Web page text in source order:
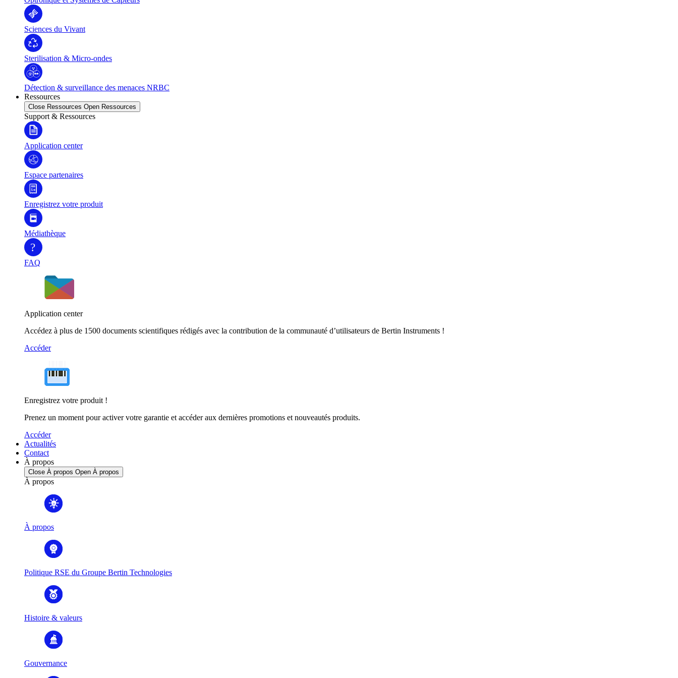
Sciences du Vivant
Sterilisation & Micro-ondes
Détection & surveillance des menaces NRBC
Ressources
Close Ressources Open Ressources
Support & Ressources
Application center
Espace partenaires
Enregistrez votre produit
Médiathèque
?
FAQ
Application center
Accédez à plus de 1500 documents scientifiques rédigés avec la contribution de la communauté d’utilisateurs de Bertin Instruments !
Accéder
Enregistrez votre produit !
Prenez un moment pour activer votre garantie et accéder aux dernières promotions et nouveautés produits.
Accéder
Actualités
Contact
À propos
Close À propos Open À propos
À propos
À propos
Politique RSE du Groupe Bertin Technologies
Histoire & valeurs
Gouvernance